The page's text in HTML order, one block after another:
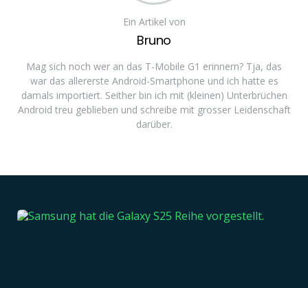
Ein Artikel von
Bruno
Mag sich noch wer an das T-Mobile G1 erinnern? Tja, das
war das allererste Android-Smartphone und ich hatte es
damals importiert. Seither bin ich mit (kleinen) Unterbrüchen
Android treu geblieben und schreibe mit grosser Leidenschaft
darüber.